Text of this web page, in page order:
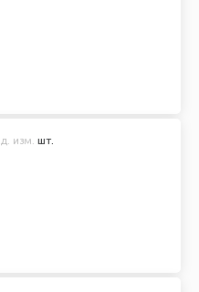
изм. шт.